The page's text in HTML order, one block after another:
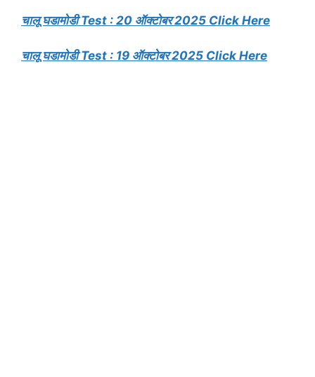
चालू घडामोडी Test : 20 ऑक्टोबर 2025 Click Here
चालू घडामोडी Test : 19 ऑक्टोबर 2025 Click Here